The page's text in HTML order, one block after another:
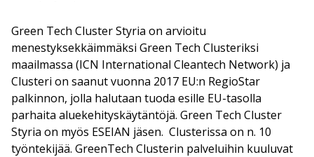
Green Tech Cluster Styria on arvioitu
menestyksekkäimmäksi Green Tech Clusteriksi
maailmassa (ICN International Cleantech Network) ja
Clusteri on saanut vuonna 2017 EU:n RegioStar
palkinnon, jolla halutaan tuoda esille EU-tasolla
parhaita aluekehityskäytäntöjä. Green Tech Cluster
Styria on myös ESEIAN jäsen. Clusterissa on n. 10
työntekijää. GreenTech Clusterin palveluihin kuuluvat